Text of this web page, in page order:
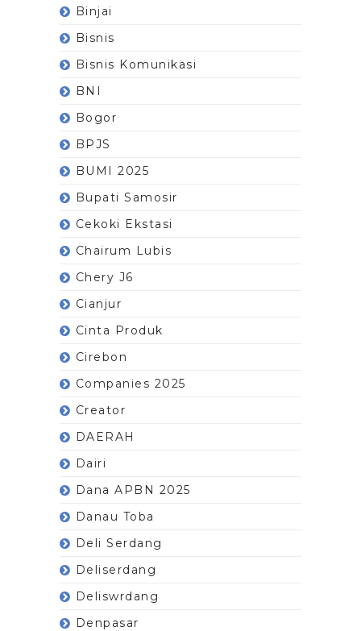
Binjai
Bisnis
Bisnis Komunikasi
BNI
Bogor
BPJS
BUMI 2025
Bupati Samosir
Cekoki Ekstasi
Chairum Lubis
Chery J6
Cianjur
Cinta Produk
Cirebon
Companies 2025
Creator
DAERAH
Dairi
Dana APBN 2025
Danau Toba
Deli Serdang
Deliserdang
Deliswrdang
Denpasar